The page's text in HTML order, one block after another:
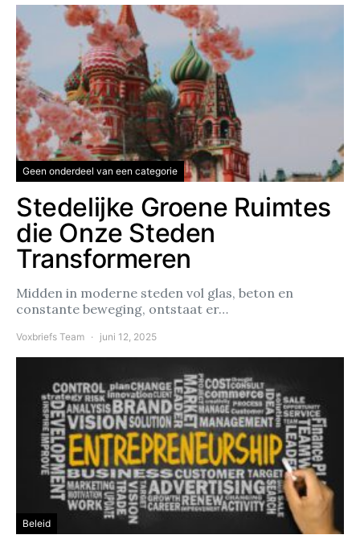
Geen onderdeel van een categorie
Stedelijke Groene Ruimtes
die Onze Steden
Transformeren
Midden in moderne steden vol glas, beton en
constante beweging, ontstaat er…
Voxbriefs Team juni 12, 2025
Beleid